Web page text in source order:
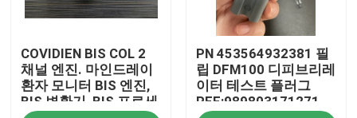
집
COVIDIEN BIS COL 2
채널 엔진. 마인드레이
환자 모니터 BIS 엔진,
BIS 변환기, BIS 프로세
PN 453564932381 필
립 DFM100 디피브리레
이터 테스트 플러그
REF:989803171271